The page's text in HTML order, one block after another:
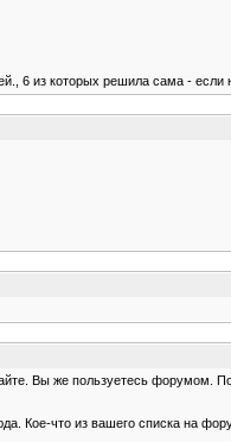
6 из которых решила сама - если
Вы же пользуетесь форумом.
Кое-что из вашего списка на